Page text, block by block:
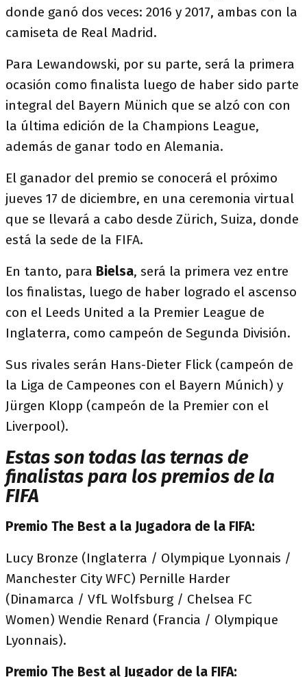
donde ganó dos veces: 2016 y 2017, ambas con la
camiseta de Real Madrid.
Para Lewandowski, por su parte, será la primera
ocasión como finalista luego de haber sido parte
integral del Bayern Münich que se alzó con con
la última edición de la Champions League,
además de ganar todo en Alemania.
El ganador del premio se conocerá el próximo
jueves 17 de diciembre, en una ceremonia virtual
que se llevará a cabo desde Zürich, Suiza, donde
está la sede de la FIFA.
En tanto, para Bielsa, será la primera vez entre
los finalistas, luego de haber logrado el ascenso
con el Leeds United a la Premier League de
Inglaterra, como campeón de Segunda División.
Sus rivales serán Hans-Dieter Flick (campeón de
la Liga de Campeones con el Bayern Múnich) y
Jürgen Klopp (campeón de la Premier con el
Liverpool).
Estas son todas las ternas de
finalistas para los premios de la
FIFA
Premio The Best a la Jugadora de la FIFA:
Lucy Bronze (Inglaterra / Olympique Lyonnais /
Manchester City WFC) Pernille Harder
(Dinamarca / VfL Wolfsburg / Chelsea FC
Women) Wendie Renard (Francia / Olympique
Lyonnais).
Premio The Best al Jugador de la FIFA: